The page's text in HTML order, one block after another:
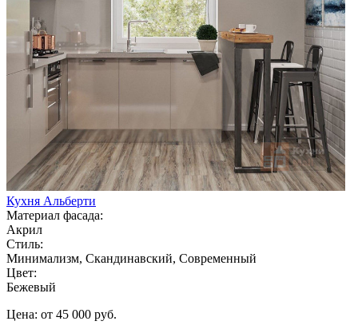
Кухня Альберти
Материал фасада:
Акрил
Стиль:
Минимализм, Скандинавский, Современный
Цвет:
Бежевый
Цена: от 45 000 руб.